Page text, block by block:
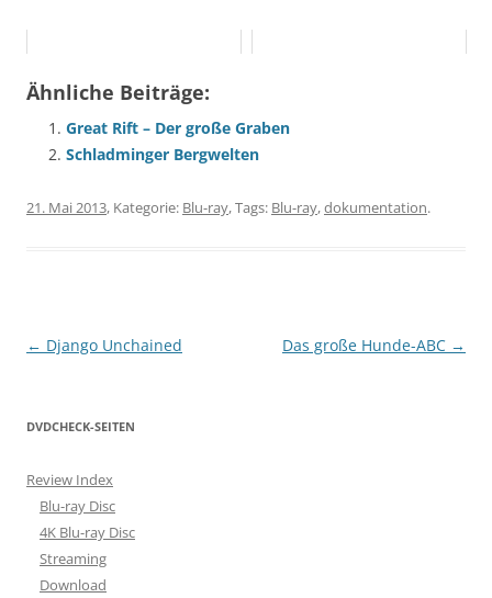
Ähnliche Beiträge:
Great Rift – Der große Graben
Schladminger Bergwelten
21. Mai 2013, Kategorie: Blu-ray, Tags: Blu-ray,dokumentation.
Beitragsnavigation
← Django Unchained Das große Hunde-ABC →
DVDCHECK-SEITEN
Review Index
Blu-ray Disc
4K Blu-ray Disc
Streaming
Download